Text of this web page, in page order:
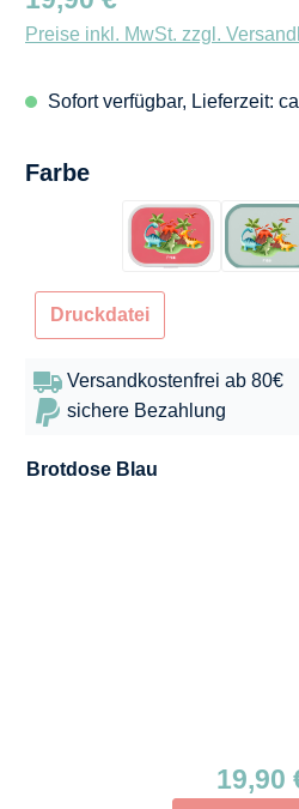
Brotdose Blau
19,90
Preise inkl. MwSt. zzgl.
Sofort verfügbar, Lieferzeit:
Farbeauswählen
Flamingo
Druckdatei
Versandkostenfrei ab 80€
sichere Bezahlung